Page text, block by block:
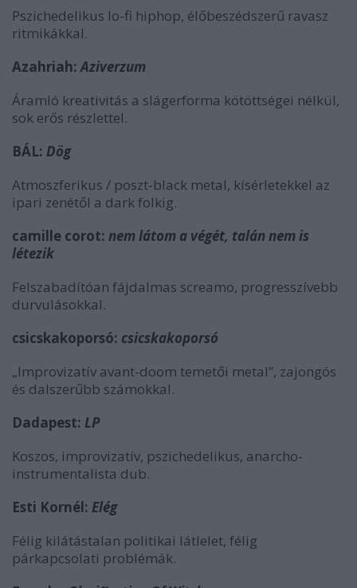
Pszichedelikus lo-fi hiphop, élőbeszédszerű ravasz
ritmikákkal.
Azahriah:Aziverzum
Áramló kreativitás a slágerforma kötöttségei nélkül,
sok erős részlettel.
BÁL: Dög
Atmoszferikus / poszt-black metal, kísérletekkel az
ipari zenétől a dark folkig.
camille corot: nem látom a végét, talán nem is
létezik
Felszabadítóan fájdalmas screamo, progresszívebb
durvulásokkal.
csicskakoporsó: csicskakoporsó
„Improvizatív avant-doom temetői metal”, zajongós
és dalszerűbb számokkal.
Dadapest: LP
Koszos, improvizatív, pszichedelikus, anarcho-
instrumentalista dub.
Esti Kornél: Elég
Félig kilátástalan politikai látlelet, félig
párkapcsolati problémák.